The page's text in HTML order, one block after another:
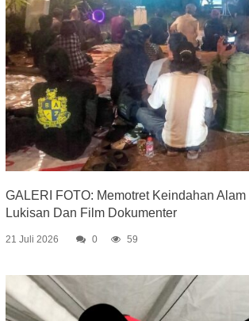
GALERI FOTO: Memotret Keindahan
Lukisan Dan Film Dokumenter
21 Juli 2026 0 59